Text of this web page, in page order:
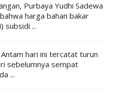
Purbaya Yudhi Sadewa
harga bahan bakar
subsidi ...
hari ini tercatat turun
sebelumnya sempat
...